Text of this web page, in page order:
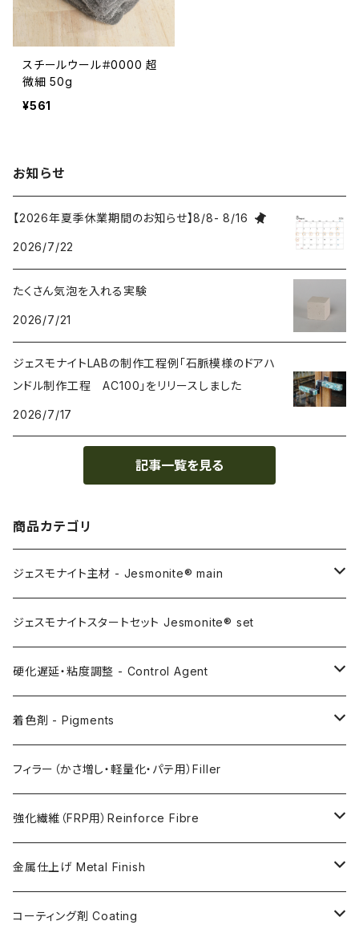
スチールウール＃0000 超
微細 50g
¥561
お知らせ
【2026年夏季休業期間のお知らせ】8/8- 8/16
2026/7/22
たくさん気泡を入れる実験
2026/7/21
ジェスモナイトLABの制作工程例「石脈模様のドアハ
ンドル制作工程 AC100」をリリースしました
2026/7/17
記事一覧を見る
商品カテゴリ
ジェスモナイト主材 - Jesmonite® main
AC100
AC200
AC730
FLEX METAL
ジェスモナイトスタートセット Jesmonite® set
硬化遅延・粘度調整 - Control Agent
Retarder（硬化遅延剤）
Thixotrope for AC100（増粘・タレ止め剤）
Softener for AC730 (粘度低下剤)
着色剤 - Pigments
Jesmonite製Pigments
日本製Pigments
フィラー（かさ増し・軽量化・パテ用）Filler
強化繊維（FRP用）Reinforce Fibre
ガラス繊維 AC100用
ガラス繊維 AC730用
金属仕上げ Metal Finish
Metal Filler (AC100用金属粉)・鉄粉
コーティング剤 Coating